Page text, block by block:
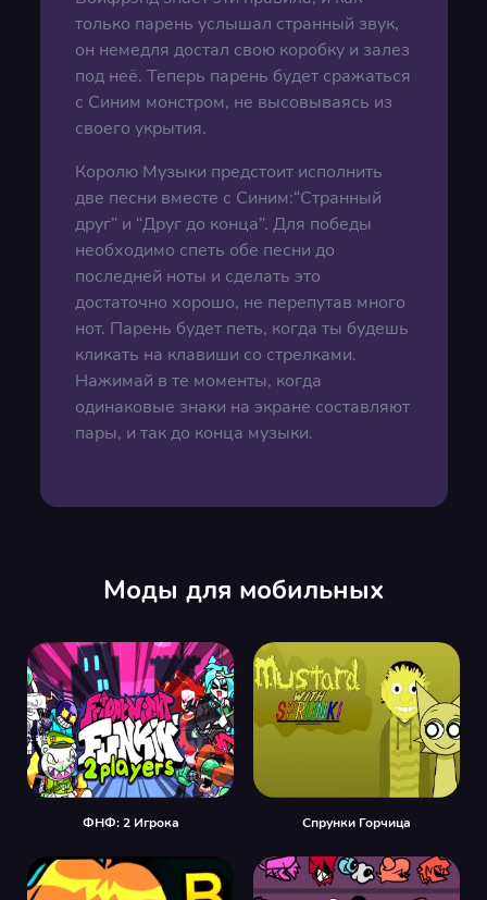
только парень услышал странный звук,
он немедля достал свою коробку и залез
под неё. Теперь парень будет сражаться
с Синим монстром, не высовываясь из
своего укрытия.
Королю Музыки предстоит исполнить
две песни вместе с Синим:“Странный
друг” и “Друг до конца”. Для победы
необходимо спеть обе песни до
последней ноты и сделать это
достаточно хорошо, не перепутав много
нот. Парень будет петь, когда ты будешь
кликать на клавиши со стрелками.
Нажимай в те моменты, когда
одинаковые знаки на экране составляют
пары, и так до конца музыки.
Моды для мобильных
ФНФ: 2 Игрока Спрунки Горчица